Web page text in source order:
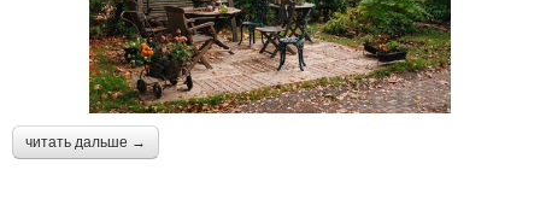
читать дальше →